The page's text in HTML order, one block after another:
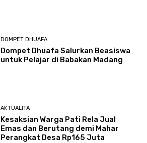
DOMPET DHUAFA
Dompet Dhuafa Salurkan Beasiswa
untuk Pelajar di Babakan Madang
AKTUALITA
Kesaksian Warga Pati Rela Jual
Emas dan Berutang demi Mahar
Perangkat Desa Rp165 Juta